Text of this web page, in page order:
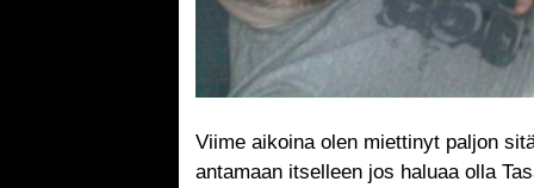
Viime aikoina olen miettinyt paljon
antamaan itselleen jos haluaa olla